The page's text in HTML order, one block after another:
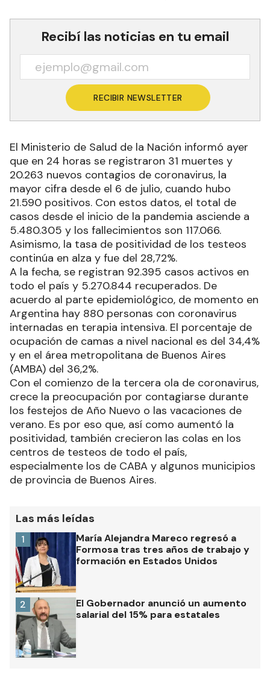
Recibí las noticias en tu email
RECIBIR NEWSLETTER
El Ministerio de Salud de la Nación informó ayer
que en 24 horas se registraron 31 muertes y
20.263 nuevos contagios de coronavirus, la
mayor cifra desde el 6 de julio, cuando hubo
21.590 positivos. Con estos datos, el total de
casos desde el inicio de la pandemia asciende a
5.480.305 y los fallecimientos son 117.066.
Asimismo, la tasa de positividad de los testeos
continúa en alza y fue del 28,72%.
A la fecha, se registran 92.395 casos activos en
todo el país y 5.270.844 recuperados. De
acuerdo al parte epidemiológico, de momento en
Argentina hay 880 personas con coronavirus
internadas en terapia intensiva. El porcentaje de
ocupación de camas a nivel nacional es del 34,4%
y en el área metropolitana de Buenos Aires
(AMBA) del 36,2%.
Con el comienzo de la tercera ola de coronavirus,
crece la preocupación por contagiarse durante
los festejos de Año Nuevo o las vacaciones de
verano. Es por eso que, así como aumentó la
positividad, también crecieron las colas en los
centros de testeos de todo el país,
especialmente los de CABA y algunos municipios
de provincia de Buenos Aires.
Las más leídas
María Alejandra Mareco regresó a
Formosa tras tres años de trabajo y
formación en Estados Unidos
1
El Gobernador anunció un aumento
salarial del 15% para estatales
2